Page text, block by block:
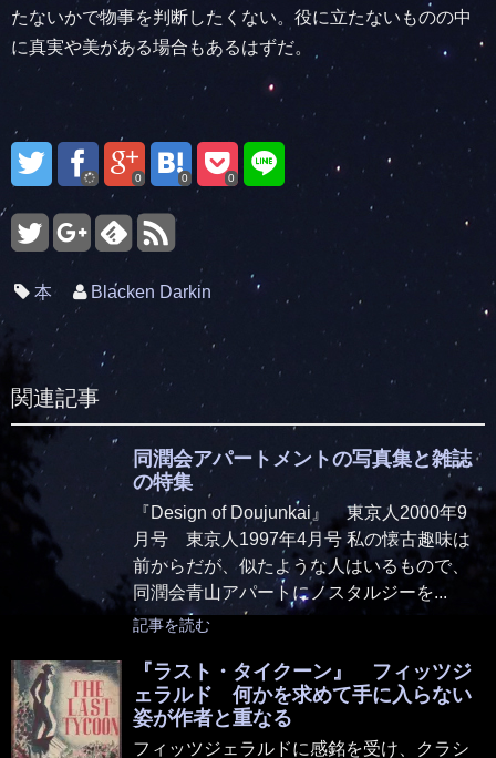
たないかで物事を判断したくない。役に立たないものの中
に真実や美がある場合もあるはずだ。
0 0 0
本 Blacken Darkin
関連記事
同潤会アパートメントの写真集と雑誌
の特集
『Design of Doujunkai』 東京人2000年9
月号 東京人1997年4月号 私の懐古趣味は
前からだが、似たような人はいるもので、
同潤会青山アパートにノスタルジーを...
記事を読む
『ラスト・タイクーン』 フィッツジ
ェラルド 何かを求めて手に入らない
姿が作者と重なる
フィッツジェラルドに感銘を受け、クラシ